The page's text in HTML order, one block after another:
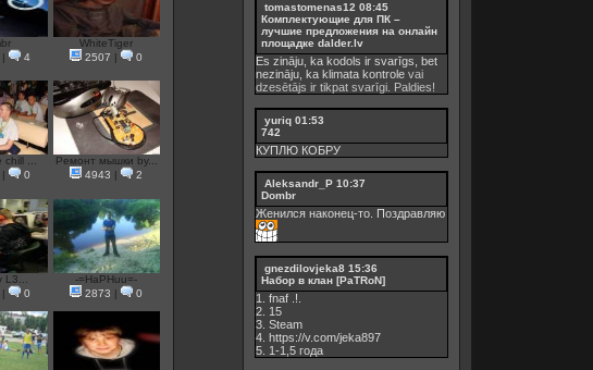
4
WhiteTiger
2507
0
chill ...
0
Ремонт мышки by...
4943
2
L3...
0
-=HaPHuu=-
2873
0
tomastomenas12 08:45
Комплектующие для ПК –
лучшие предложения на онлайн
площадке dalder.lv
Es zināju, ka kodols ir svarīgs, bet
nezināju, ka klimata kontrole vai
dzesētājs ir tikpat svarīgi. Paldies!
yuriq 01:53
742
КУПЛЮ КОБРУ
Aleksandr_P 10:37
Dombr
Женился наконец-то. Поздравляю
gnezdilovjeka8 15:36
Набор в клан [PaTRoN]
1. fnaf .!.
2. 15
3. Steam
4. https://v.com/jeka897
5. 1-1,5 годa